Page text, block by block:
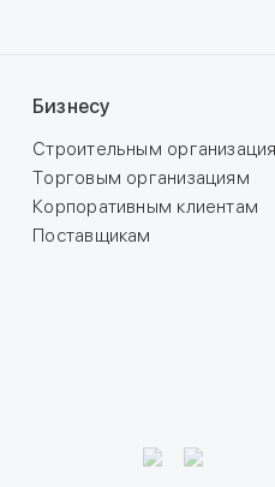
Бизнесу
Строительным
Торговым организациям
Корпоративным клиентам
Поставщикам